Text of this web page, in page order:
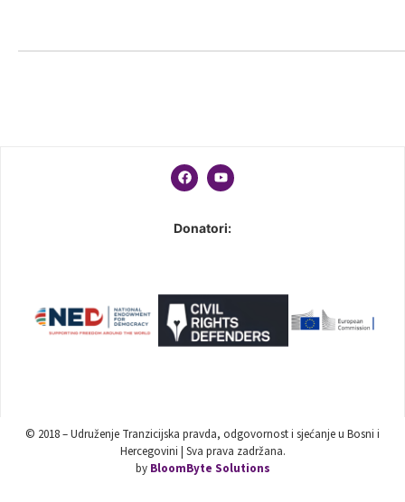
Donatori:
© 2018 – Udruženje Tranzicijska pravda, odgovornost i sjećanje u Bosni i
Hercegovini | Sva prava zadržana.
by BloomByte Solutions